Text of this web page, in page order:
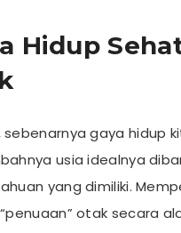
Hidup
sebenarnya gaya hidup
usia idealnya
yang dimiliki.
otak secara